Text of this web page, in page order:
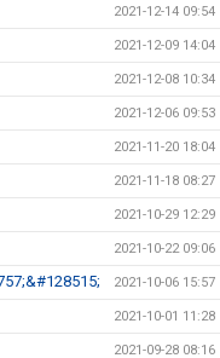
2021-12-14 09:54
2021-12-09 14:04
2021-12-08 10:34
2021-12-06 09:53
2021-11-20 18:04
2021-11-18 08:27
2021-10-29 12:29
2021-10-22 09:06
2021-10-06 15:57
2021-10-01 11:28
2021-09-28 08:16